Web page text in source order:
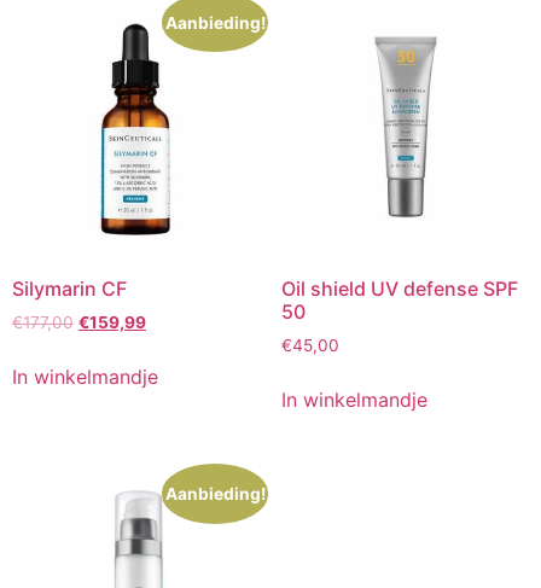
Aanbieding!
Silymarin CF
€177,00 Oorspronkelijke
was:
€177,00.
€159,99Huidige
is:
In winkelmandje
Oil shield UV defense SPF
50
€45,00
In winkelmandje
Aanbieding!